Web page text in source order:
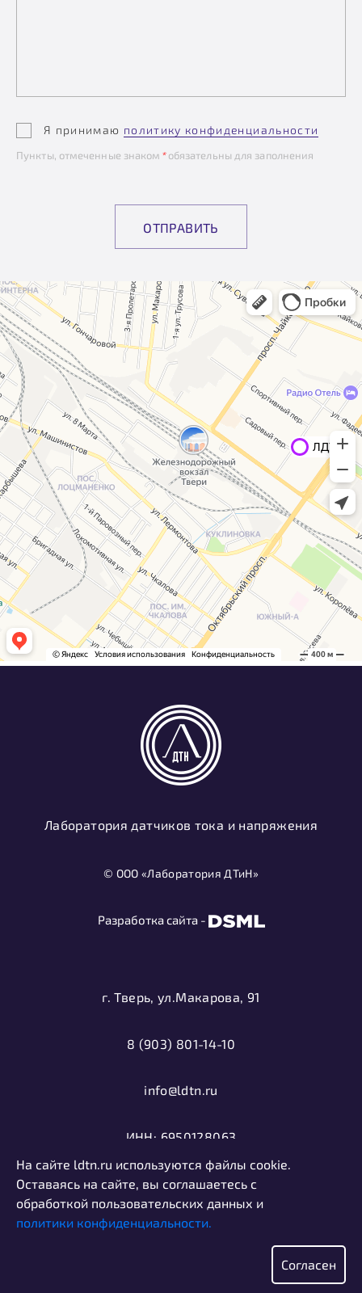
Я принимаю политику конфиденциальности
Пункты, отмеченные знаком *обязательны для заполнения
ОТПРАВИТЬ
Лаборатория датчиков тока и напряжения
© ООО «Лаборатория ДТиН»
Разработка сайта -
г. Тверь, ул.Макарова, 91
8 (903) 801-14-10
info@ldtn.ru
ИНН: 6950128063
ОГРН: 1116952000406
Политика конфиденциальности
Информация, представленная на сайте, не является
На сайте ldtn.ru используются файлы cookie.
Оставаясь на сайте, вы соглашаетесь с
обработкой пользовательских данных и
политики конфиденциальности.
Согласен